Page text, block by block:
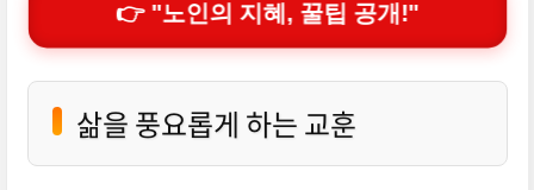
👉 "노인의 지혜, 꿀팁 공개!"
삶을 풍요롭게 하는 교훈